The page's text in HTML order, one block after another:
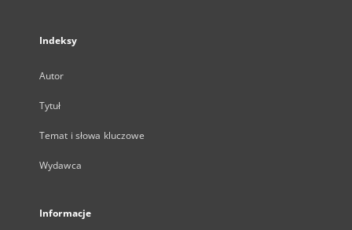
Indeksy
Autor
Tytuł
Temat i słowa kluczowe
Wydawca
Informacje